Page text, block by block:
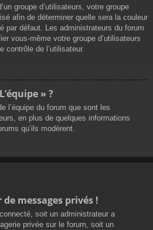
groupe d’utilisateurs, votre groupe
afin de déterminer quelle sera la couleur
par défaut. Les administrateurs du forum
vous-même votre groupe d’utilisateurs
contrôle de l’utilisateur.
» ?
l’équipe du forum que sont les
en plus de quelques informations
qu’ils modèrent.
messages privés !
soit un administrateur a
privée sur le forum, soit un